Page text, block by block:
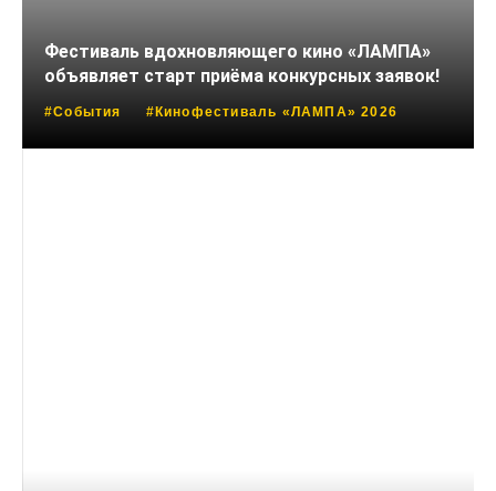
Фестиваль вдохновляющего кино «ЛАМПА»
объявляет старт приёма конкурсных заявок!
#События #Кинофестиваль «ЛАМПА» 2026